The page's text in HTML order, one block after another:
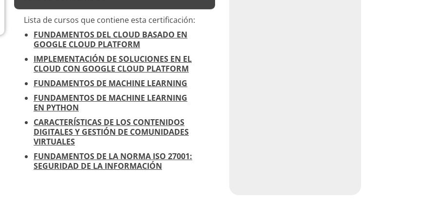
Lista de cursos que contiene esta certificación:
FUNDAMENTOS DEL CLOUD BASADO EN
GOOGLE CLOUD PLATFORM
IMPLEMENTACIÓN DE SOLUCIONES EN EL
CLOUD CON GOOGLE CLOUD PLATFORM
FUNDAMENTOS DE MACHINE LEARNING
FUNDAMENTOS DE MACHINE LEARNING
EN PYTHON
CARACTERÍSTICAS DE LOS CONTENIDOS
DIGITALES Y GESTIÓN DE COMUNIDADES
VIRTUALES
FUNDAMENTOS DE LA NORMA ISO 27001:
SEGURIDAD DE LA INFORMACIÓN